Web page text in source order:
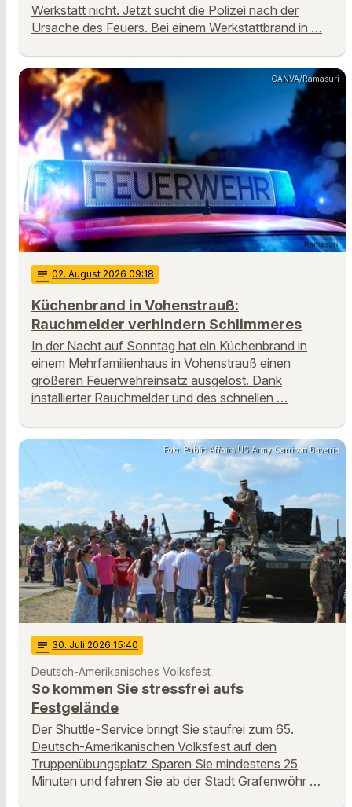
Werkstatt nicht. Jetzt sucht die Polizei nach der
Ursache des Feuers. Bei einem Werkstattbrand in …
CANVA/Ramasuri
notes 02. August 2026 09:18
Küchenbrand in Vohenstrauß:
Rauchmelder verhindern Schlimmeres
In der Nacht auf Sonntag hat ein Küchenbrand in
einem Mehrfamilienhaus in Vohenstrauß einen
größeren Feuerwehreinsatz ausgelöst. Dank
installierter Rauchmelder und des schnellen …
Foto: Public Affairs US Army Garrison Bavaria
notes 30. Juli 2026 15:40
Deutsch-Amerikanisches Volksfest
So kommen Sie stressfrei aufs
Festgelände
Der Shuttle-Service bringt Sie staufrei zum 65.
Deutsch-Amerikanischen Volksfest auf den
Truppenübungsplatz Sparen Sie mindestens 25
Minuten und fahren Sie ab der Stadt Grafenwöhr …